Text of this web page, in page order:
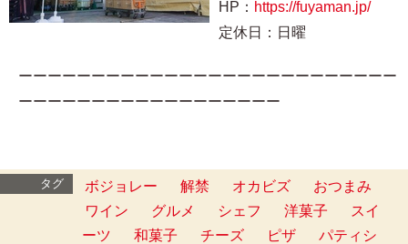
HP： https://fuyaman.jp/
定休日：日曜
ーーーーーーーーーーーーーーーーーーーーーーーーーー
ーーーーーーーーーーーーーーーーーー
タグ ボジョレー 解禁 オカビズ
おつまみ
ワイン
グルメ シェフ 洋菓子
スイ
ーツ
和菓子 チーズ ピザ
パティシ